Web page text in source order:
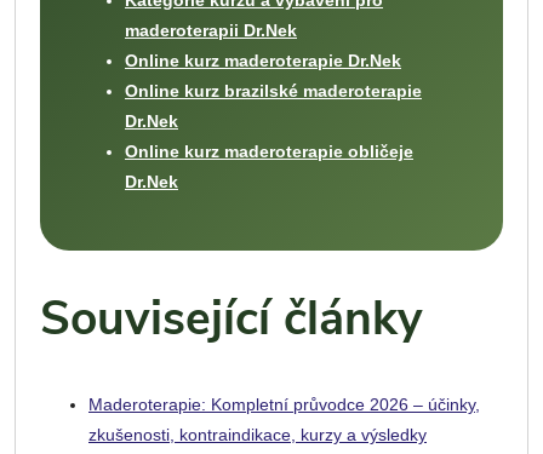
maderoterapii Dr.Nek
Online kurz maderoterapie Dr.Nek
Online kurz brazilské maderoterapie
Dr.Nek
Online kurz maderoterapie obličeje
Dr.Nek
Související články
Maderoterapie: Kompletní průvodce 2026 – účinky,
zkušenosti, kontraindikace, kurzy a výsledky